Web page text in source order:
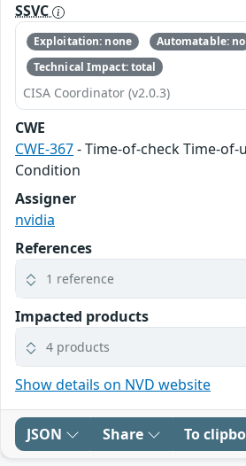
SSVC
Exploitation: none
Automatable: no
Technical Impact: total
CISA Coordinator (v2.0.3)
CWE
CWE-367- Time-of-check Time-of-
Condition
Assigner
nvidia
References
1 reference
Impacted products
4 products
Show details on NVD website
JSON Share To